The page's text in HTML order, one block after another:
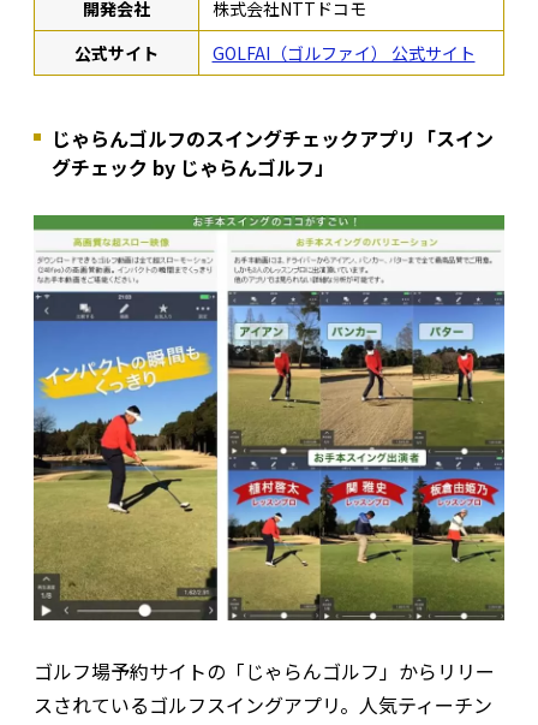
開発会社
株式会社NTTドコモ
公式サイト
GOLFAI（ゴルファイ） 公式サイト
じゃらんゴルフのスイングチェックアプリ「スイン
グチェック by じゃらんゴルフ」
ゴルフ場予約サイトの「じゃらんゴルフ」からリリー
スされているゴルフスイングアプリ。人気ティーチン